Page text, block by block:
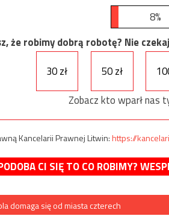
8%
że robimy dobrą robotę? Nie
30 zł
50 zł
Zobacz kto wparł nas
Kancelarii Prawnej Litwin:https://
CI SIĘ TO CO ROBIMY?
domaga się od miasta czterech